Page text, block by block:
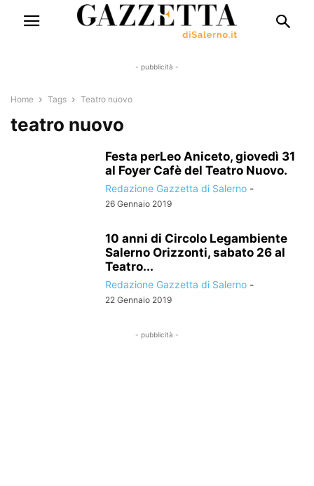
- pubblicità -
Home Tags Teatro nuovo
teatro nuovo
Festa perLeo Aniceto, giovedì 31
al Foyer Cafè del Teatro Nuovo.
Redazione Gazzetta di Salerno -
26 Gennaio 2019
10 anni di Circolo Legambiente
Salerno Orizzonti, sabato 26 al
Teatro...
Redazione Gazzetta di Salerno -
22 Gennaio 2019
- pubblicità -